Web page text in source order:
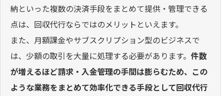
納といった複数の決済手段をまとめて提供・管理できる
点は、回収代行ならではのメリットといえます。
また、月額課金やサブスクリプション型のビジネスで
は、少額の取引を大量に処理する必要があります。 件数
が増えるほど請求・入金管理の手間は膨らむため、この
ような業務をまとめて効率化できる手段として回収代行